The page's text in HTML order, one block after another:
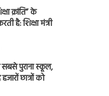
क्रांति” के
है: शिक्षा मंत्री
पुराना स्कूल,
छात्रों को